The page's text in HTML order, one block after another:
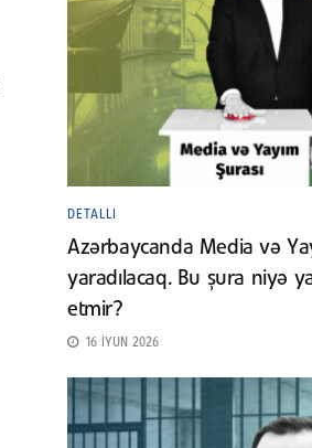
DETALLI
Azərbaycanda Media və
yaradılacaq. Bu şura niyə
etmir?
16 İYUN 2026